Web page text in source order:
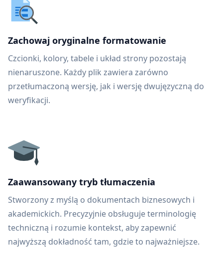
Zachowaj oryginalne formatowanie
Czcionki, kolory, tabele i układ strony pozostają
nienaruszone. Każdy plik zawiera zarówno
przetłumaczoną wersję, jak i wersję dwujęzyczną do
weryfikacji.
Zaawansowany tryb tłumaczenia
Stworzony z myślą o dokumentach biznesowych i
akademickich. Precyzyjnie obsługuje terminologię
techniczną i rozumie kontekst, aby zapewnić
najwyższą dokładność tam, gdzie to najważniejsze.